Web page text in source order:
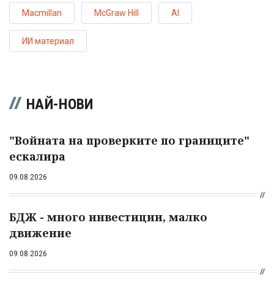
Macmillan McGraw Hill AI
ИИ материал
НАЙ-НОВИ
"Войната на проверките по границите"
ескалира
09.08.2026
БДЖ - много инвестиции, малко
движение
09.08.2026